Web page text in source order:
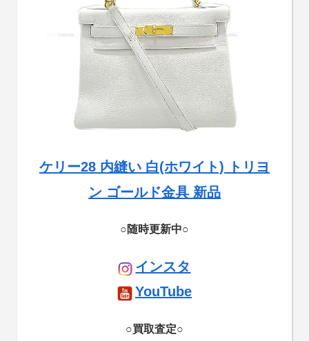
ケリー28 内縫い 白(ホワイト) トリヨ
ン ゴールド金具 新品
○随時更新中○
インスタ
YouTube
○買取査定○